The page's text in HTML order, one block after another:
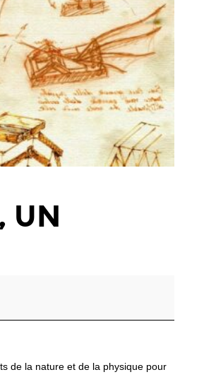
UN
de la nature et de la physique pour